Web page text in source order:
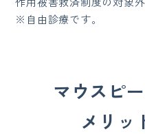
※自由診療です。
マウスピ
メリッ